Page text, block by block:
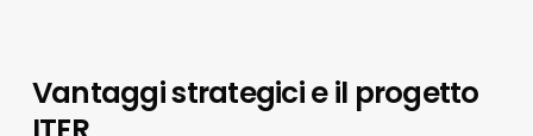
Vantaggi strategici e il progetto